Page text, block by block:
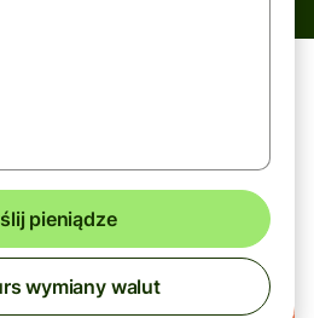
pieniądze
wymiany walut